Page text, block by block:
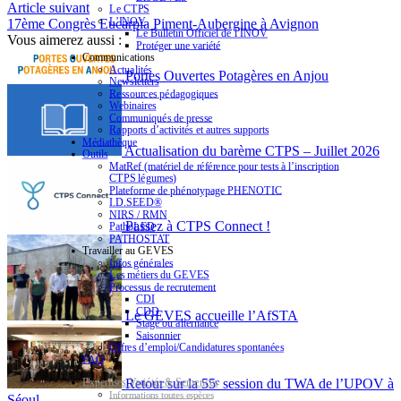
Article suivant
17ème Congrès Eucarpia Piment-Aubergine à Avignon
Vous aimerez aussi :
Portes Ouvertes Potagères en Anjou
Actualisation du barème CTPS – Juillet 2026
Passez à CTPS Connect !
Le GEVES accueille l’AfSTA
Retour sur la 55ᵉ session du TWA de l’UPOV à
Le CTPS
L’INOV
Le Bulletin Officiel de l’INOV
Protéger une variété
Communications
Actualités
Newsletters
Ressources pédagogiques
Webinaires
Communiqués de presse
Rapports d’activités et autres supports
Médiathèque
Outils
MatRef (matériel de référence pour tests à l’inscription
CTPS légumes)
Plateforme de phénotypage PHENOTIC
I.D.SEED®
NIRS / RMN
PathoLED
PATHOSTAT
Travailler au GEVES
Infos générales
Les métiers du GEVES
Processus de recrutement
CDI
CDD
Stage ou alternance
Saisonnier
Offres d’emploi/Candidatures spontanées
FAQ
Expertises Variétés & Semences
Informations toutes espèces